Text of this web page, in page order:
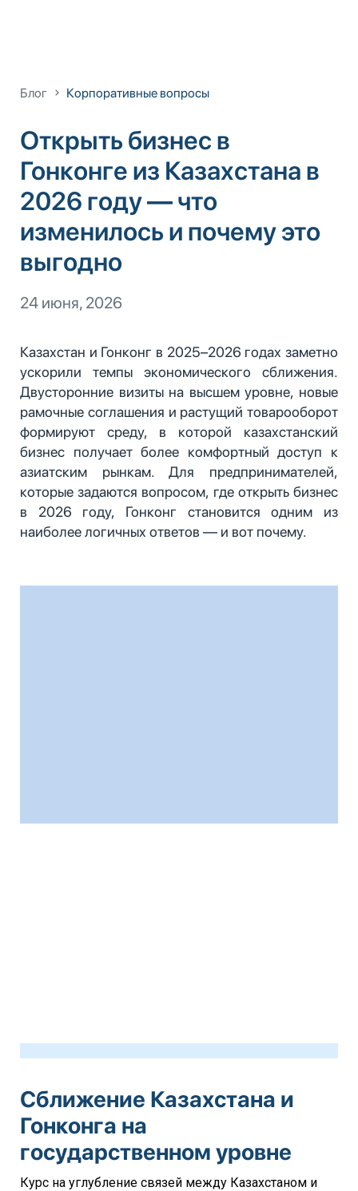
Блог Корпоративные вопросы
Открыть бизнес в
Гонконге из Казахстана в
2026 году — что
изменилось и почему это
выгодно
24 июня, 2026
Казахстан и Гонконг в 2025–2026 годах заметно
ускорили темпы экономического сближения.
Двусторонние визиты на высшем уровне, новые
рамочные соглашения и растущий товарооборот
формируют среду, в которой казахстанский
бизнес получает более комфортный доступ к
азиатским рынкам. Для предпринимателей,
которые задаются вопросом, где открыть бизнес
в 2026 году, Гонконг становится одним из
наиболее логичных ответов — и вот почему.
Сближение Казахстана и
Гонконга на
государственном уровне
Курс на углубление связей между Казахстаном и